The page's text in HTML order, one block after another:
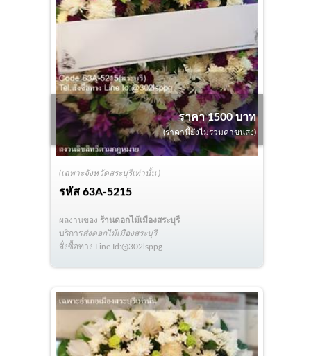
(เฉพาะจังหวัดสระบุรีเท่านั้น )
รหัส63A-5215
ราคา 1500 บาท
(ราคานี้ยังไม่รวมค่าขนส่ง)
ผลงานของ ร้านดอกไม้เมืองสระบุรี
บริการส่งดอกไม้เมืองสระบุรี
สั่งซื้อทาง Line Id:@302lsppg